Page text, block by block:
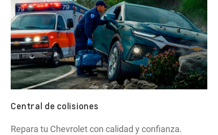
Central de colisiones
Repara tu Chevrolet con calidad y confianza.